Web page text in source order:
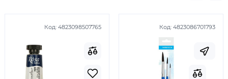
Код: 4823098507765 Код: 4823086701793